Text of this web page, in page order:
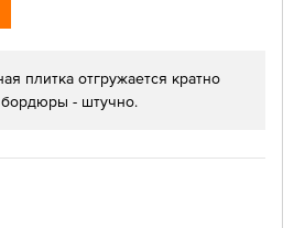
плитка отгружается кратно
- штучно.